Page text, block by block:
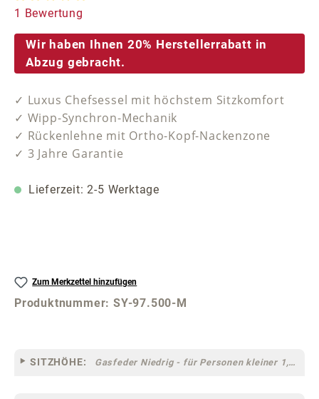
Durchschnittliche Bewertung von 5 von 5 Sternen
1 Bewertung
Wir haben Ihnen 20% Herstellerrabatt in
Abzug gebracht.
✓ Luxus Chefsessel mit höchstem Sitzkomfort
✓ Wipp-Synchron-Mechanik
✓ Rückenlehne mit Ortho-Kopf-Nackenzone
✓ 3 Jahre Garantie
Lieferzeit: 2-5 Werktage
Zum Merkzettel hinzufügen
Produktnummer:SY-97.500-M
SITZHÖHE: Gasfeder Niedrig - für Personen kleiner 1,60 m